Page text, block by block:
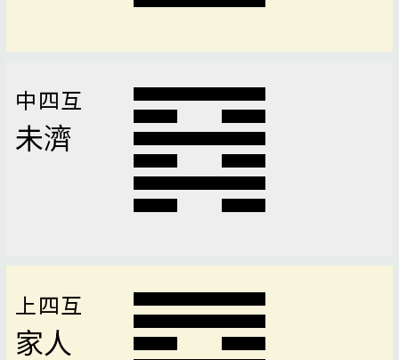
中四互
未濟
上四互
家人